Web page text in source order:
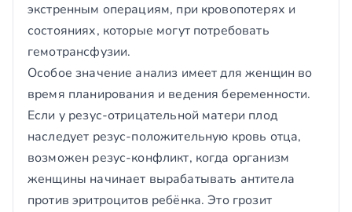
экстренным операциям, при кровопотерях и
состояниях, которые могут потребовать
гемотрансфузии.
Особое значение анализ имеет для женщин во
время планирования и ведения беременности.
Если у резус-отрицательной матери плод
наследует резус-положительную кровь отца,
возможен резус-конфликт, когда организм
женщины начинает вырабатывать антитела
против эритроцитов ребёнка. Это грозит